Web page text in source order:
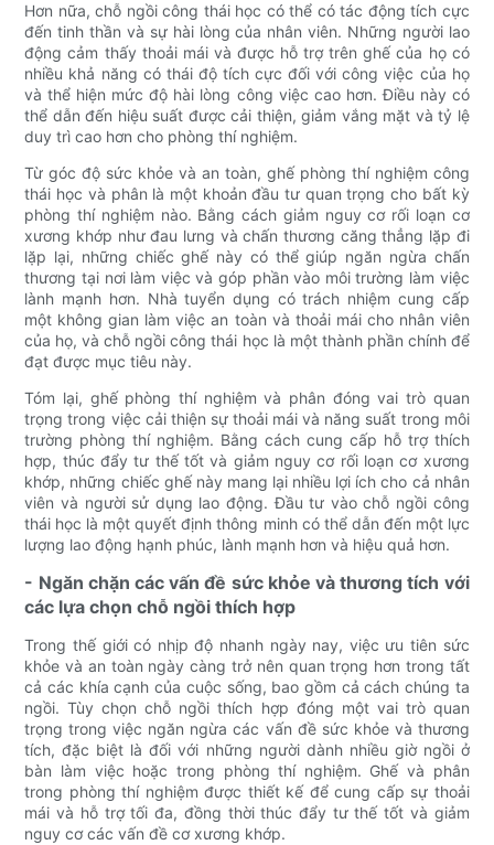
Hơn nữa, chỗ ngồi công thái học có thể có tác động tích cực
đến tinh thần và sự hài lòng của nhân viên. Những người lao
động cảm thấy thoải mái và được hỗ trợ trên ghế của họ có
nhiều khả năng có thái độ tích cực đối với công việc của họ
và thể hiện mức độ hài lòng công việc cao hơn. Điều này có
thể dẫn đến hiệu suất được cải thiện, giảm vắng mặt và tỷ lệ
duy trì cao hơn cho phòng thí nghiệm.
Từ góc độ sức khỏe và an toàn, ghế phòng thí nghiệm công
thái học và phân là một khoản đầu tư quan trọng cho bất kỳ
phòng thí nghiệm nào. Bằng cách giảm nguy cơ rối loạn cơ
xương khớp như đau lưng và chấn thương căng thẳng lặp đi
lặp lại, những chiếc ghế này có thể giúp ngăn ngừa chấn
thương tại nơi làm việc và góp phần vào môi trường làm việc
lành mạnh hơn. Nhà tuyển dụng có trách nhiệm cung cấp
một không gian làm việc an toàn và thoải mái cho nhân viên
của họ, và chỗ ngồi công thái học là một thành phần chính để
đạt được mục tiêu này.
Tóm lại, ghế phòng thí nghiệm và phân đóng vai trò quan
trọng trong việc cải thiện sự thoải mái và năng suất trong môi
trường phòng thí nghiệm. Bằng cách cung cấp hỗ trợ thích
hợp, thúc đẩy tư thế tốt và giảm nguy cơ rối loạn cơ xương
khớp, những chiếc ghế này mang lại nhiều lợi ích cho cả nhân
viên và người sử dụng lao động. Đầu tư vào chỗ ngồi công
thái học là một quyết định thông minh có thể dẫn đến một lực
lượng lao động hạnh phúc, lành mạnh hơn và hiệu quả hơn.
- Ngăn chặn các vấn đề sức khỏe và thương tích với
các lựa chọn chỗ ngồi thích hợp
Trong thế giới có nhịp độ nhanh ngày nay, việc ưu tiên sức
khỏe và an toàn ngày càng trở nên quan trọng hơn trong tất
cả các khía cạnh của cuộc sống, bao gồm cả cách chúng ta
ngồi. Tùy chọn chỗ ngồi thích hợp đóng một vai trò quan
trọng trong việc ngăn ngừa các vấn đề sức khỏe và thương
tích, đặc biệt là đối với những người dành nhiều giờ ngồi ở
bàn làm việc hoặc trong phòng thí nghiệm. Ghế và phân
trong phòng thí nghiệm được thiết kế để cung cấp sự thoải
mái và hỗ trợ tối đa, đồng thời thúc đẩy tư thế tốt và giảm
nguy cơ các vấn đề cơ xương khớp.